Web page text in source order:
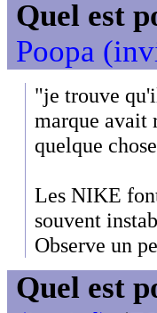
Quel est
Poopa
"je trouve
marque avait
quelque
Les NIKE
souvent
Observe un
Quel est